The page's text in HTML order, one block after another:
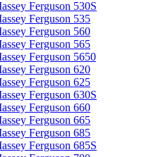
Ferguson 530S
Ferguson 535
Ferguson 560
Ferguson 565
Ferguson 5650
Ferguson 620
Ferguson 625
Ferguson 630S
Ferguson 660
Ferguson 665
Ferguson 685
Ferguson 685S